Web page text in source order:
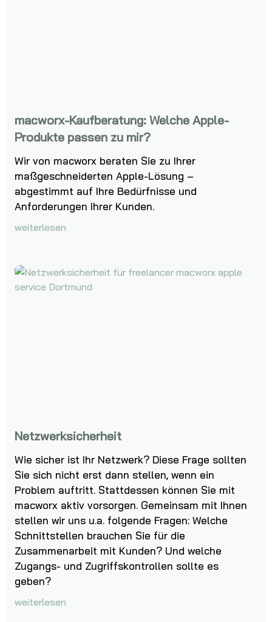
macworx-Kaufberatung: Welche Apple-
Produkte passen zu mir?
Wir von macworx beraten Sie zu Ihrer
maßgeschneiderten Apple-Lösung –
abgestimmt auf Ihre Bedürfnisse und
Anforderungen Ihrer Kunden.
weiterlesen
Netzwerksicherheit
Wie sicher ist Ihr Netzwerk? Diese Frage sollten
Sie sich nicht erst dann stellen, wenn ein
Problem auftritt. Stattdessen können Sie mit
macworx aktiv vorsorgen. Gemeinsam mit Ihnen
stellen wir uns u.a. folgende Fragen: Welche
Schnittstellen brauchen Sie für die
Zusammenarbeit mit Kunden? Und welche
Zugangs- und Zugriffskontrollen sollte es
geben?
weiterlesen